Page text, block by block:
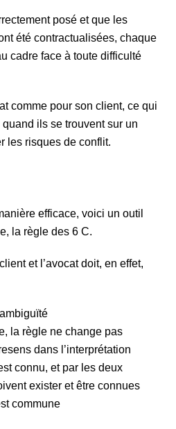
posé et que les
été contractualisées, chaque
cadre face à toute difficulté
comme pour son client, ce qui
ils se trouvent sur un
les risques de conflit.
efficace, voici un outil
la règle des 6 C.
et l’avocat doit, en effet,
la règle ne change pas
dans l’interprétation
connu, et par les deux
exister et être connues
commune